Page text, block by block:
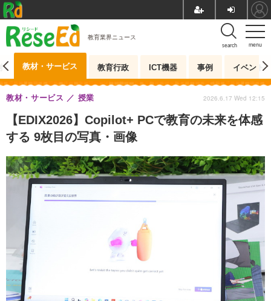
menu
search
教育業界ニュース
教材・サービス 教育行政 ICT機器 事例 イベント
【EDIX2026】Copilot+ PCで教育の未来を体感
する 9枚目の写真・画像
教材・サービス 授業 2026.6.17 Wed 12:15